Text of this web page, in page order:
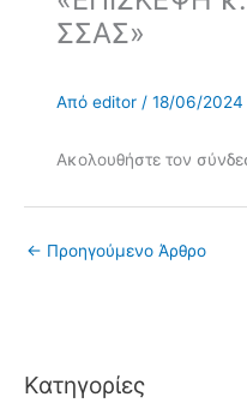
ΣΣΑΣ»
Απόeditor /18/06/2024
Ακολουθήστε τον
← Προηγούμενο Άρθρο
Kατηγορίες